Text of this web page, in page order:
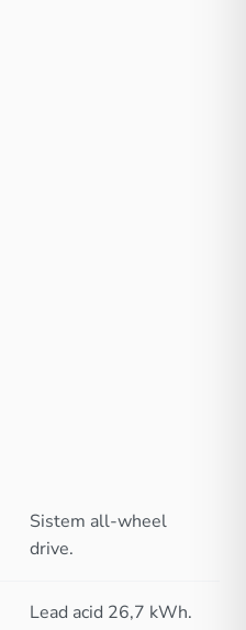
Sistem all-wheel
drive.
Lead acid 26,7 kWh.